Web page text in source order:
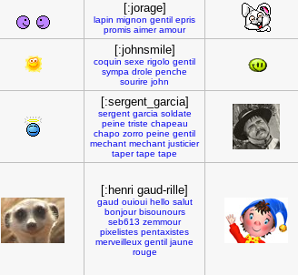
[:jorage]
lapin mignon gentil epris
promis aimer amour
[:johnsmile]
coquin sexe rigolo gentil
sympa drole penche
sourire john
[:sergent_garcia]
sergent garcia soldate
peine triste chapeau
chapo zorro peine gentil
mechant mechant justicier
taper tape tape
[:henri gaud-rille]
gaud ouioui hello salut
bonjour bisounours
seb613 zemmour
pixelistes pentaxistes
merveilleux gentil jaune
rouge